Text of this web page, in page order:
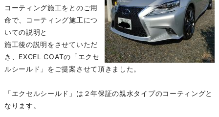
コーティング施工をとのご用
命で、コーティング施工につ
いての説明と
施工後の説明をさせていただ
き、EXCEL COATの「エクセ
ルシールド」をご提案させて頂きました。
「エクセルシールド」は２年保証の親水タイプのコーティングと
なります。